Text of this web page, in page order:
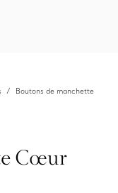
Boutons de manchette
Cœur